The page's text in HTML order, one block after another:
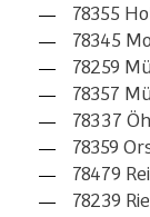
78355
78345
78259
78357
78337
78359
78479
78239